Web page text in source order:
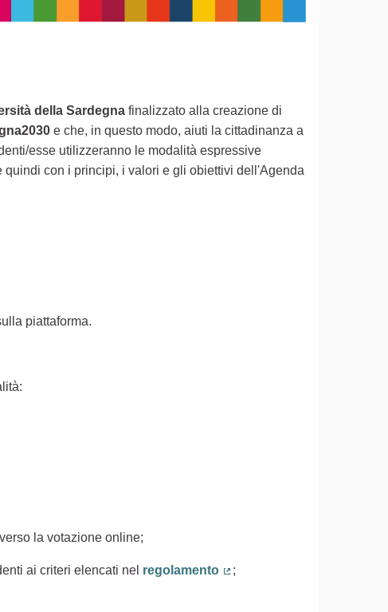
della Sardegna finalizzato alla creazione di
e che, in questo modo, aiuti la cittadinanza a
esse utilizzeranno le modalità espressive
con i principi, i valori e gli obiettivi dell'Agenda
piattaforma.
la votazione online;
ai criteri elencati nel regolamento
;